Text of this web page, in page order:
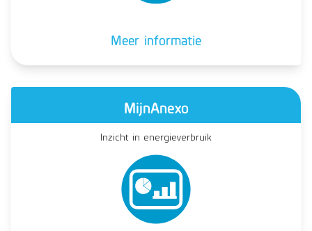
Meer informatie
MijnAnexo
Inzicht in energieverbruik